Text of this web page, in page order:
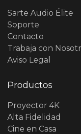
Sarte Audio Élite
Soporte
Contacto
Trabaja con
Aviso Legal
Productos
Proyector 4K
Alta Fidelidad
Cine en Casa